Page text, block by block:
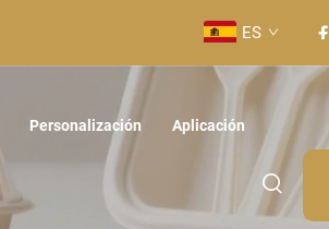
ES
Personalización Aplicación